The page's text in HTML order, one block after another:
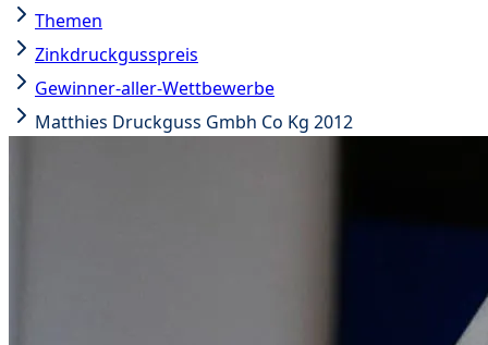
Themen
Zinkdruckgusspreis
Gewinner-aller-Wettbewerbe
Matthies Druckguss Gmbh Co Kg 2012